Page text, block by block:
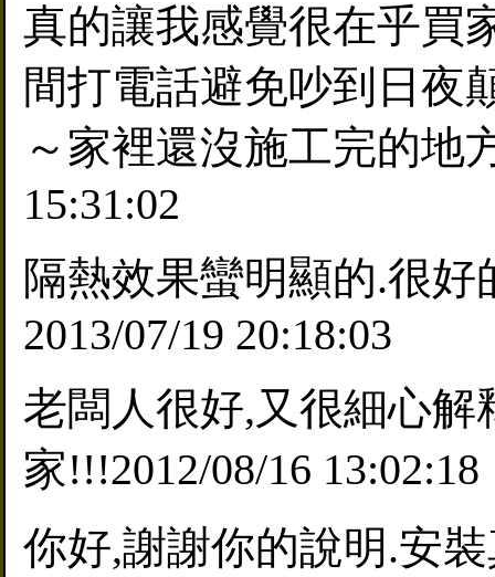
真的讓我感覺很在乎買
間打電話避免吵到日夜
～家裡還沒施工完的地
15:31:02
隔熱效果蠻明顯的.很
2013/07/19 20:18:03
老闆人很好,又很細心
家!!!2012/08/16 13:02:18
你好,謝謝你的說明.安裝